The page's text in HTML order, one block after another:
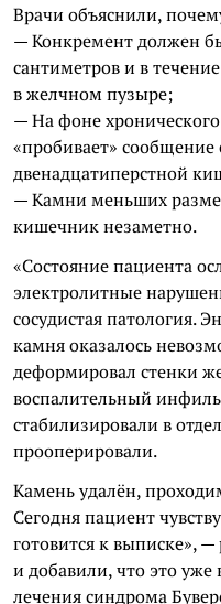
Врачи объяснили,
— Конкремент должен
сантиметров и в
в желчном пузыре;
— На фоне
«пробивает»
двенадцатиперстной
— Камни меньших
кишечник незаметно.
«Состояние пациента
электролитные
сосудистая патология.
камня оказалось
деформировал стенки
воспалительный
стабилизировали в
прооперировали.
Камень удалён,
Сегодня пациент
готовится к выписке»,
и добавили, что это уже
лечения синдрома